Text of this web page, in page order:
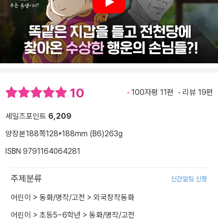
Play
10 100자평 11편 리뷰 19편
세일즈포인트 6,209
양장본188쪽128*188mm (B6)263g
ISBN 9791164064281
주제분류 신간알림 신청
어린이 > 동화/명작/고전 > 외국창작동화
어린이 > 초등5~6학년 > 동화/명작/고전